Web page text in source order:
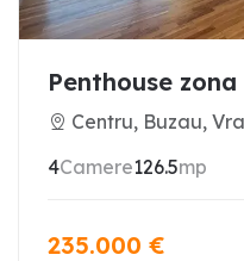
Penthouse
Centru, Buzau,
4Camere126.5mp
235.000 €